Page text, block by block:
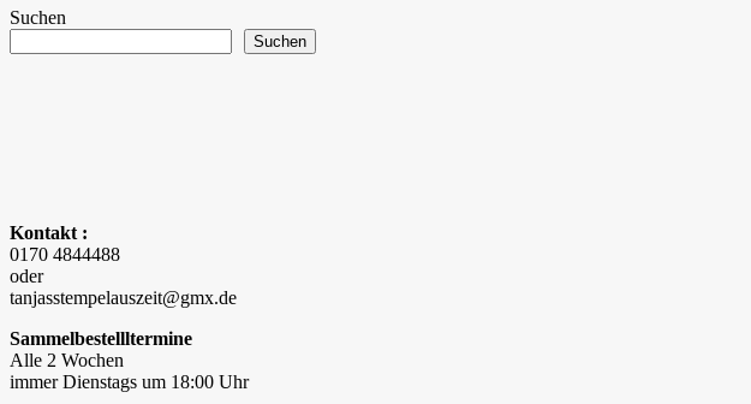
Suchen
Suchen
Kontakt :
0170 4844488
oder
tanjasstempelauszeit@gmx.de
Sammelbestellltermine
Alle 2 Wochen
immer Dienstags um 18:00 Uhr